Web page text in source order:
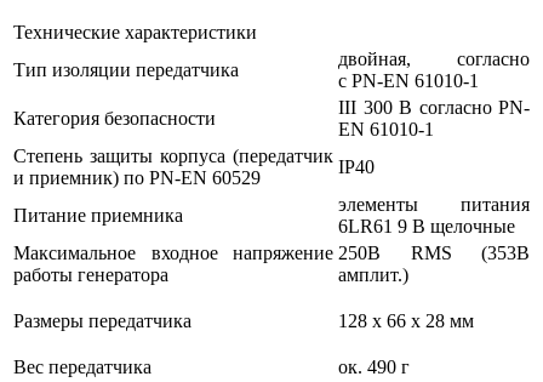
Технические характеристики
Тип изоляции передатчика
двойная, согласно
с PN-EN 61010-1
Категория безопасности
III 300 В согласно PN-
EN 61010-1
Степень защиты корпуса (передатчик
и приемник) по PN-EN 60529
IP40
Питание приемника
элементы питания
6LR61 9 В щелочные
Максимальное входное напряжение
работы генератора
250В RMS (353В
амплит.)
Размеры передатчика 128 x 66 x 28 мм
Вес передатчика
ок. 490 г